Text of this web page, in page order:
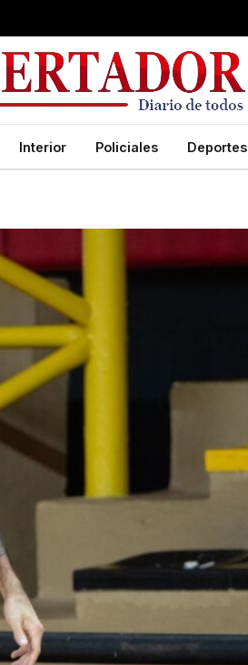
Interior Policiales Deportes